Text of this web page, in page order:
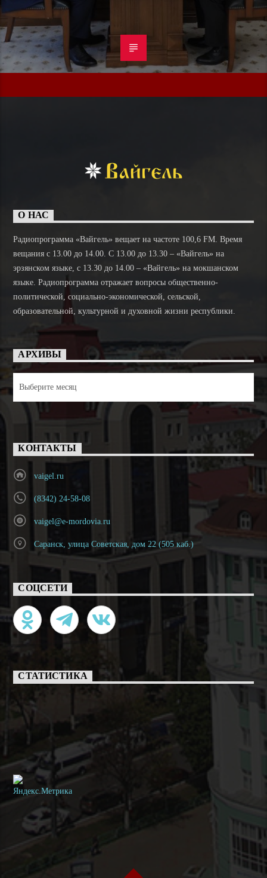
О НАС
Радиопрограмма «Вайгель» вещает на частоте 100,6 FM. Время
вещания с 13.00 до 14.00. C 13.00 до 13.30 – «Вайгель» на
эрзянском языке, с 13.30 до 14.00 – «Вайгель» на мокшанском
языке. Радиопрограмма отражает вопросы общественно-
политической, социально-экономической, сельской,
образовательной, культурной и духовной жизни республики.
АРХИВЫ
КОНТАКТЫ
vaigel.ru
(8342) 24-58-08
vaigel@e-mordovia.ru
Саранск, улица Советская, дом 22 (505 каб.)
СОЦСЕТИ
СТАТИСТИКА